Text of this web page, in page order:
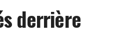
derrière